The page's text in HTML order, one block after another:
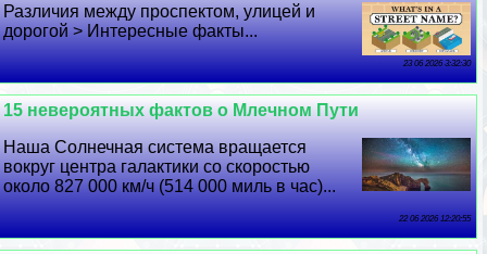
Различия между проспектом, улицей и
дорогой > Интересные факты...
23 06 2026 3:32:30
15 невероятных фактов о Млечном Пути
Наша Солнечная система вращается
вокруг центра галактики со скоростью
около 827 000 км/ч (514 000 миль в час)...
22 06 2026 12:20:55